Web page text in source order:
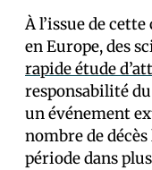
À l’issue de
en Europe, des
rapide étude
responsabilité
un événement
nombre de
période dans